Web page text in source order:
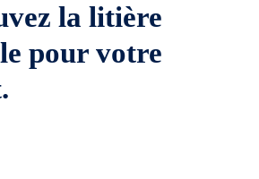
la litière
pour votre